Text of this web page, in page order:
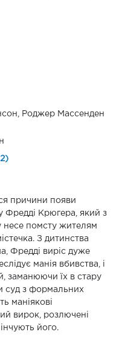
Роджер Массенден
причини появи
Фредді Крюгера, який з
несе помсту жителям
З дитинства
Фредді виріс дуже
манія вбивства, і
заманюючи їх в стару
суд з формальних
маніякові
вирок, розлючені
його.